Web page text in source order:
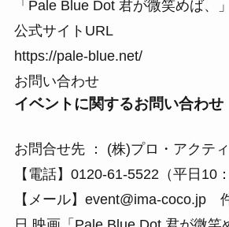
「Pale Blue Dot 君が微笑めば、」
公式サイトURL
https://pale-blue.net/
お問い合わせ
イベントに関するお問い合わせ
お問合せ先 ： (株)プロ・アクテ
【電話】0120-61-5522（平日10
【メール】event@ima-coco.jp